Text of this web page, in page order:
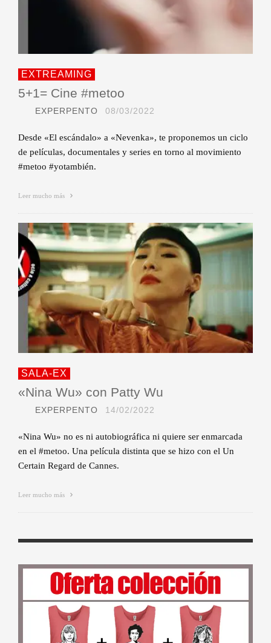
EXTREAMING
5+1= Cine #metoo
EXPERPENTO 08/03/2022
Desde «El escándalo» a «Nevenka», te proponemos un ciclo
de películas, documentales y series en torno al movimiento
#metoo #yotambién.
Leer mucho más
SALA-EX
«Nina Wu» con Patty Wu
EXPERPENTO 14/02/2022
«Nina Wu» no es ni autobiográfica ni quiere ser enmarcada
en el #metoo. Una película distinta que se hizo con el Un
Certain Regard de Cannes.
Leer mucho más